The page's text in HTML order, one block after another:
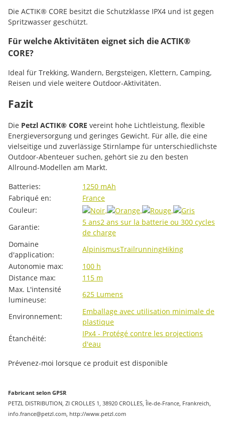
Die ACTIK® CORE besitzt die Schutzklasse IPX4 und ist gegen
Spritzwasser geschützt.
Für welche Aktivitäten eignet sich die ACTIK®
CORE?
Ideal für Trekking, Wandern, Bergsteigen, Klettern, Camping,
Reisen und viele weitere Outdoor-Aktivitäten.
Fazit
Die Petzl ACTIK® CORE vereint hohe Lichtleistung, flexible
Energieversorgung und geringes Gewicht. Für alle, die eine
vielseitige und zuverlässige Stirnlampe für unterschiedlichste
Outdoor-Abenteuer suchen, gehört sie zu den besten
Allround-Modellen am Markt.
#productDetails.itemInformation#
#productDetails.itemValue#
Batteries:
1250 mAh
Fabriqué en:
France
Couleur:
Garantie:
5 ans2 ans sur la batterie ou 300 cycles
de charge
Domaine
d'application:
AlpinismusTrailrunningHiking
Autonomie max:
100 h
Distance max:
115 m
Max. L'intensité
lumineuse:
625 Lumens
Environnement:
Emballage avec utilisation minimale de
plastique
Étanchéité:
IPx4 - Protégé contre les projections
d'eau
Prévenez-moi lorsque ce produit est disponible
Fabricant selon GPSR
PETZL DISTRIBUTION, ZI CROLLES 1, 38920 CROLLES, Île-de-France, Frankreich,
info.france@petzl.com, http://www.petzl.com